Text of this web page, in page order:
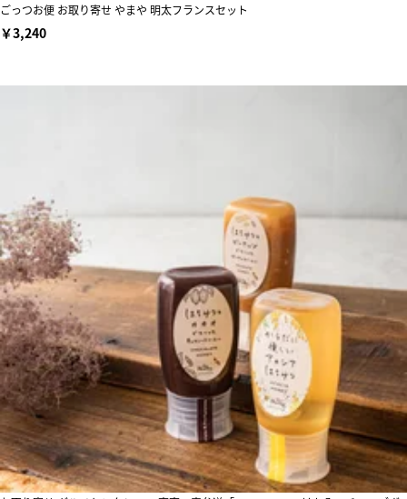
ごっつお便 お取り寄せ やまや 明太フランスセット
￥3,240